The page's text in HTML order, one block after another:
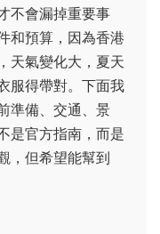
不會漏掉重要事
和預算，因為香港
天氣變化大，夏天
服得帶對。下面我
準備、交通、景
是官方指南，而是
，但希望能幫到